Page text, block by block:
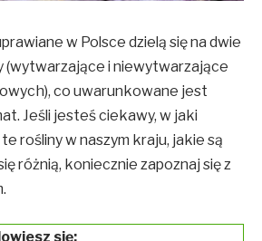
w Polsce dzielą się na dwie
(wytwarzające i niewytwarzające
co uwarunkowane jest
Jeśli jesteś ciekawy, w jaki
rośliny w naszym kraju, jakie są
różnią, koniecznie zapoznaj się z
się: